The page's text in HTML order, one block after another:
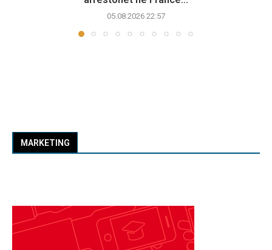
05.08.2026 22:57
MARKETING